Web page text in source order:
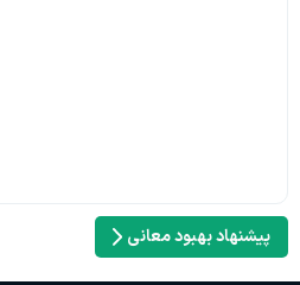
پیشنهاد بهبود معانی